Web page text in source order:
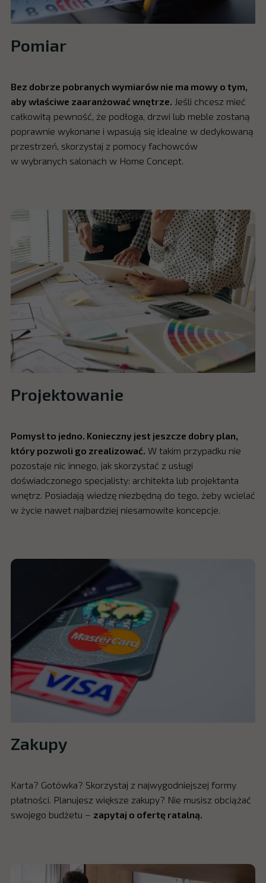
Pomiar
Bez dobrze pobranych wymiarów nie ma mowy o tym,
aby właściwe zaaranżować wnętrze.
Jeśli chcesz mieć
całkowitą pewność, że podłoga, drzwi lub meble zostaną
poprawnie wykonane i wpasują się idealne w dedykowaną
przestrzeń, skorzystaj z pomocy fachowców
w wybranych salonach w Home Concept.
Projektowanie
Pomysł to jedno. Konieczny jest jeszcze dobry plan,
który pozwoli go zrealizować. W takim przypadku nie
pozostaje nic innego, jak skorzystać z usługi
doświadczonego specjalisty: architekta lub projektanta
wnętrz. Posiadają wiedzę niezbędną do tego, żeby wcielać
w życie nawet najbardziej niesamowite koncepcje.
Zakupy
Karta? Gotówka? Skorzystaj z najwygodniejszej formy
płatności. Planujesz większe zakupy? Nie musisz obciążać
swojego budżetu – zapytaj o ofertę ratalną.